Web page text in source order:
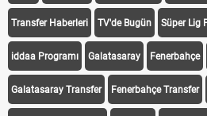
iddaa Programı Galatasaray Fenerbahçe
Galatasaray Transfer Fenerbahçe Transfer
Trabzonspor Transfer Canlı İzle iddaa